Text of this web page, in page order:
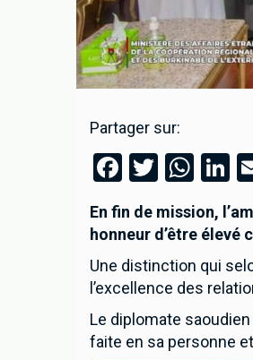
Partager sur:
Facebook
Twitter
En fin de mission,
honneur d’être élevé
Une distinction qui
l’excellence des
Le diplomate
faite en sa personne